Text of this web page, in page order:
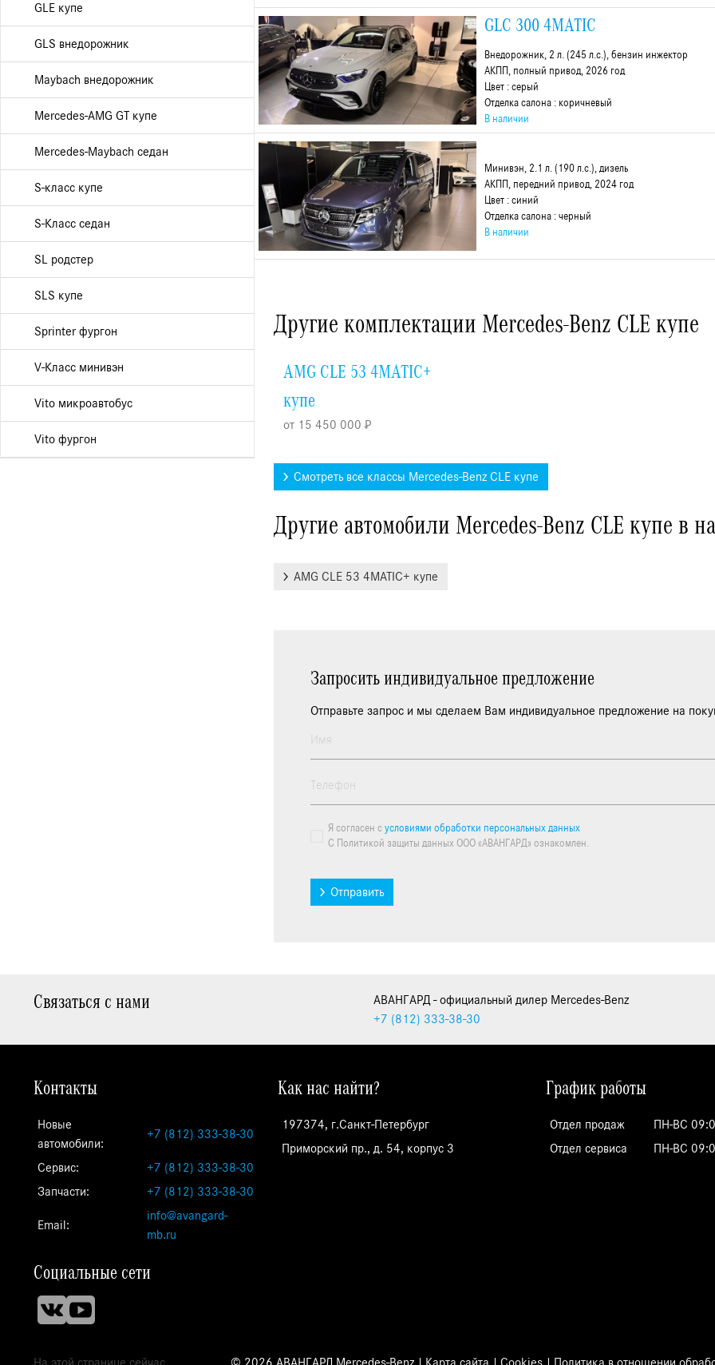
GLE купе
GLS внедорожник
Maybach внедорожник
Mercedes-AMG GT купе
Mercedes-Maybach седан
S-класс купе
S-Класс седан
SL родстер
SLS купе
Sprinter фургон
V-Класс минивэн
Vito микроавтобус
Vito фургон
GLC 300 4MATIC
Внедорожник, 2 л. (245 л.с.), бензин инжектор
АКПП, полный привод, 2026 год
Цвет : серый
Отделка салона : коричневый
В наличии
Минивэн, 2.1 л. (190 л.с.), дизель
АКПП, передний привод, 2024 год
Цвет : синий
Отделка салона : черный
В наличии
Другие комплектации Mercedes-Benz CLE купе
AMG CLE 53 4MATIC+
купе
от 15 450 000 ₽
Смотреть все классы Mercedes-Benz CLE купе
Другие автомобили Mercedes-Benz CLE купе в
AMG CLE 53 4MATIC+ купе
Запросить индивидуальное предложение
Отправьте запрос и мы сделаем Вам индивидуальное предложение на
Я согласен с условиями обработки персональных данных
С Политикой защиты данных ООО «АВАНГАРД» ознакомлен.
Отправить
Связаться с нами
АВАНГАРД - официальный дилер Mercedes-Benz
+7 (812) 333-38-30
Контакты
Новые
автомобили:
+7 (812) 333-38-30
Сервис:
+7 (812) 333-38-30
Запчасти:
+7 (812) 333-38-30
Email:
info@avangard-
mb.ru
Социальные сети
Как нас найти?
197374, г.Санкт-Петербург
Приморский пр., д. 54, корпус 3
График работы
Отдел продаж
ПН-ВС
Отдел сервиса
ПН-ВС